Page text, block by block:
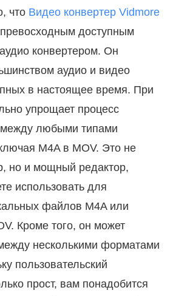
что Видео конвертер Vidmore
доступным
конвертером. Он
аудио и видео
в настоящее время. При
упрощает процесс
между любыми типами
M4A в MOV. Это не
но и мощный редактор,
использовать для
файлов M4A или
Кроме того, он может
несколькими форматами
пользовательский
прост, вам понадобится